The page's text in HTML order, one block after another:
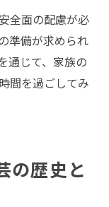
全面の配慮が必
準備が求められ
通じて、家族の
間を過ごしてみ
の歴史と